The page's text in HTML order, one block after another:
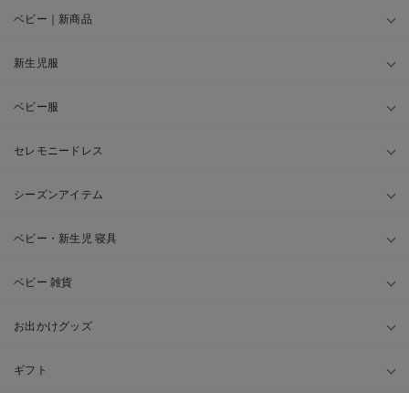
ベビー｜新商品
新生児服
ベビー服
セレモニードレス
シーズンアイテム
ベビー・新生児 寝具
ベビー 雑貨
お出かけグッズ
ギフト